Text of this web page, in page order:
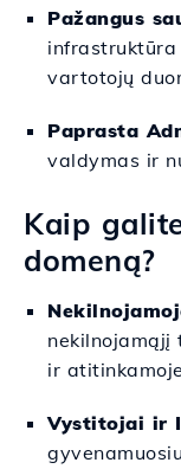
Pažangus
infrastruktūra
vartotojų
Paprasta
valdymas ir
Kaip
domeną?
nekilnojamąjį
ir
Vystitojai ir